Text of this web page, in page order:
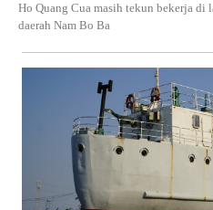
Ho Quang Cua masih tekun bekerja di
daerah Nam Bo Ba